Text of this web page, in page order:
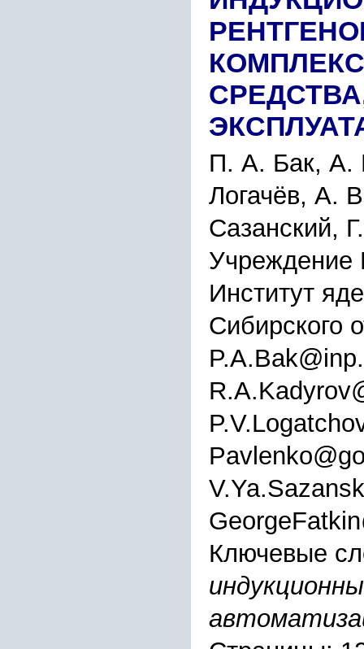
П. А. Бак, А.
Логачёв, А.
Сазанский,
Учреждение
Институт
Сибирского
Ключевые